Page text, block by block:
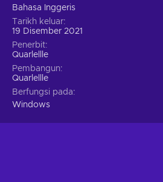
Bahasa Inggeris
Tarikh keluar
19 Disember 2021
Penerbit
Quarlellle
Pembangun
Quarlellle
Berfungsi pada
Windows